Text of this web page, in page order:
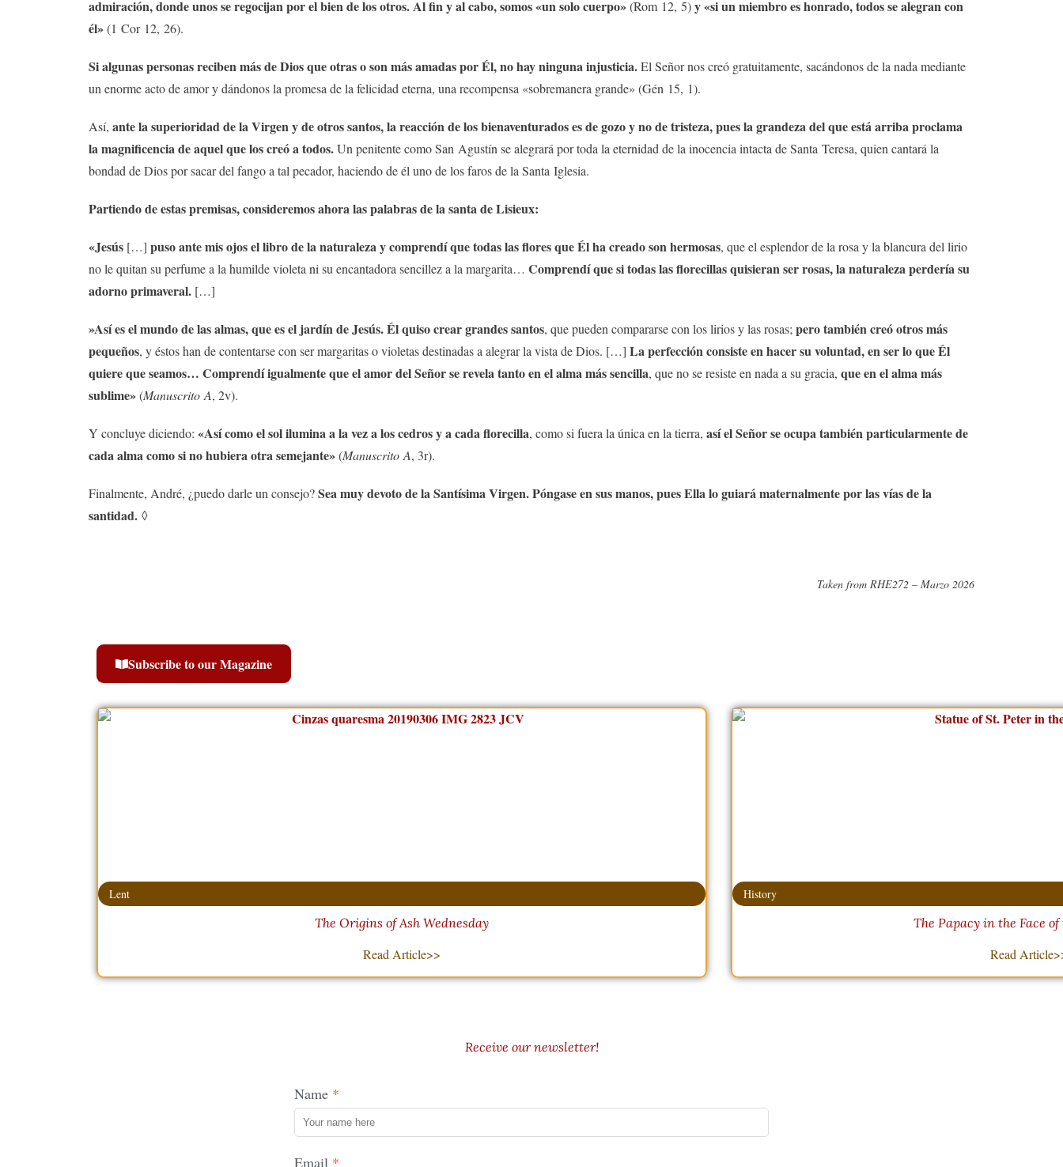
admiración, donde unos se regocijan por el bien de los otros. Al fin y al cabo, somos «un solo cuerpo»(Rom 12, 5)y «si un miembro es honrado, todos se alegran con
él»(1 Cor 12, 26).
Si algunas personas reciben más de Dios que otras o son más amadas por Él, no hay ninguna injusticia.El Señor nos creó gratuitamente, sacándonos de la nada mediante
un enorme acto de amor y dándonos la promesa de la felicidad eterna, una recompensa «sobremanera grande» (Gén 15, 1).
Así, ante la superioridad de la Virgen y de otros santos, la reacción de los bienaventurados es de gozo y no de tristeza, pues la grandeza del que está arriba proclama
la magnificencia de aquel que los creó a todos.Un penitente como San Agustín se alegrará por toda la eternidad de la inocencia intacta de Santa Teresa, quien cantará la
bondad de Dios por sacar del fango a tal pecador, haciendo de él uno de los faros de la Santa Iglesia.
Partiendo de estas premisas, consideremos ahora las palabras de la santa de Lisieux:
«Jesús […] puso ante mis ojos el libro de la naturaleza y comprendí que todas las flores que Él ha creado son hermosas, que el esplendor de la rosa y la blancura del lirio
no le quitan su perfume a la humilde violeta ni su encantadora sencillez a la margarita… Comprendí que si todas las florecillas quisieran ser rosas, la naturaleza perdería su
adorno primaveral. […]
»Así es el mundo de las almas, que es el jardín de Jesús. Él quiso crear grandes santos, que pueden compararse con los lirios y las rosas; pero también creó otros más
pequeños, y éstos han de contentarse con ser margaritas o violetas destinadas a alegrar la vista de Dios. […] La perfección consiste en hacer su voluntad, en ser lo que Él
quiere que seamos… Comprendí igualmente que el amor del Señor se revela tanto en el alma más sencilla, que no se resiste en nada a su gracia, que en el alma más
sublime»(Manuscrito A, 2v).
Y concluye diciendo: «Así como el sol ilumina a la vez a los cedros y a cada florecilla, como si fuera la única en la tierra, así el Señor se ocupa también particularmente de
cada alma como si no hubiera otra semejante»(Manuscrito A, 3r).
Finalmente, André, ¿puedo darle un consejo?Sea muy devoto de la Santísima Virgen. Póngase en sus manos, pues Ella lo guiará maternalmente por las vías de la
santidad. ◊
Taken from RHE272 – Marzo 2026
Subscribe to our Magazine
Lent
The Origins of Ash Wednesday
Read Article>>
History
The Papacy in the Face
Read
Receive our newsletter!
Name
Email